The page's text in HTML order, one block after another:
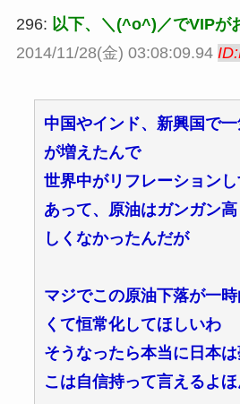
296: 以下、＼(^o^)／でVIPが
2014/11/28(金) 03:08:09.94
中国やインド、新興国で
が増えたんで
世界中がリフレーション
あって、原油はガンガン
しくなかったんだが
マジでこの原油下落が一
くて恒常化してほしいわ
そうなったら本当に日本
こは自信持って言えるよ